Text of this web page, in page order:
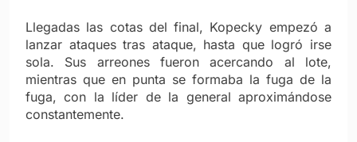
Llegadas las cotas del final, Kopecky empezó a
lanzar ataques tras ataque, hasta que logró irse
sola. Sus arreones fueron acercando al lote,
mientras que en punta se formaba la fuga de la
fuga, con la líder de la general aproximándose
constantemente.